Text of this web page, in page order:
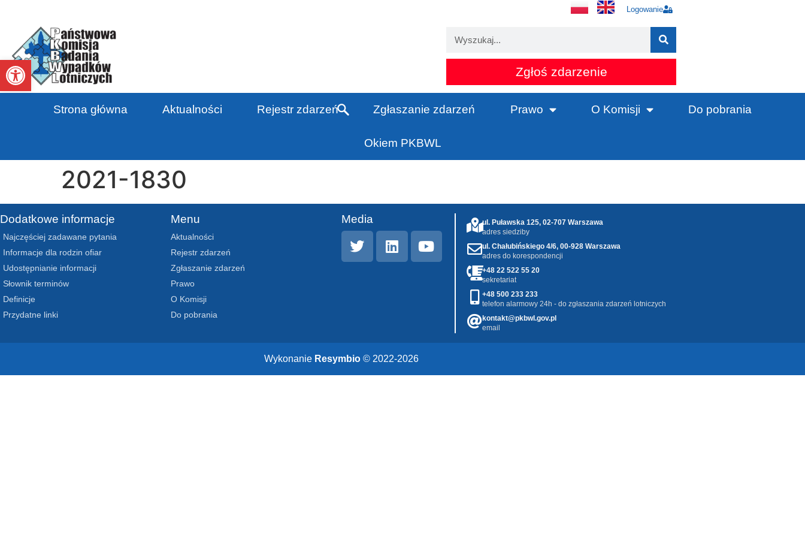
Otwórz pasek narzędzi
Logowanie
Zgłoś zdarzenie
Strona główna Aktualności Rejestr zdarzeń Zgłaszanie zdarzeń Prawo O Komisji Do pobrania
Okiem PKBWL
2021-1830
Dodatkowe informacje
Najczęściej zadawane pytania
Informacje dla rodzin ofiar
Udostępnianie informacji
Słownik terminów
Definicje
Przydatne linki
Menu
Aktualności
Rejestr zdarzeń
Zgłaszanie zdarzeń
Prawo
O Komisji
Do pobrania
Media
ul. Puławska 125, 02-707 Warszawa
adres siedziby
ul. Chałubińskiego 4/6, 00-928 Warszawa
adres do korespondencji
+48 22 522 55 20
sekretariat
+48 500 233 233
telefon alarmowy 24h - do zgłaszania zdarzeń lotniczych
kontakt@pkbwl.gov.pl
email
Wykonanie Resymbio © 2022-2026